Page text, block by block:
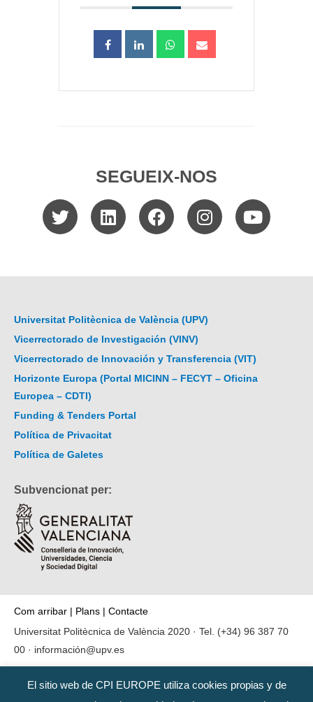
SEGUEIX-NOS
Universitat Politècnica de València (UPV)
Vicerrectorado de Investigación (VINV)
Vicerrectorado de Innovación y Transferencia (VIT)
Horizonte Europa (Portal MICINN – FECYT – Oficina
Europea – CDTI)
Funding & Tenders Portal
Política de Privacitat
Política de Galetes
Subvencionat per:
Com arribar | Plans | Contacte
Universitat Politècnica de València 2020 · Tel. (+34) 96 387 70
00 · información@upv.es
El sitio web de CPI EUROPE utiliza cookies propias y de